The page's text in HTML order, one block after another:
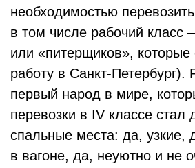
необходимостью
в том числе рабочий класс
или «питерщиков», которые
работу в Санкт-Петербург).
первый народ в мире,
перевозки в IV классе стал
спальные места: да, узкие,
в вагоне, да, неуютно и не